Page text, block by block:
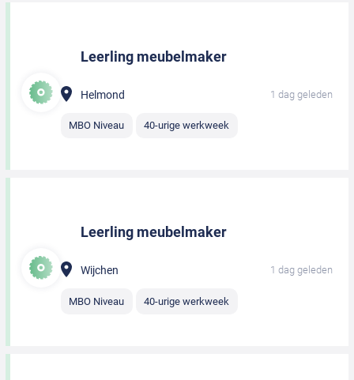
Leerling meubelmaker
Helmond 1 dag geleden
MBO Niveau 40-urige werkweek
Leerling meubelmaker
Wijchen 1 dag geleden
MBO Niveau 40-urige werkweek